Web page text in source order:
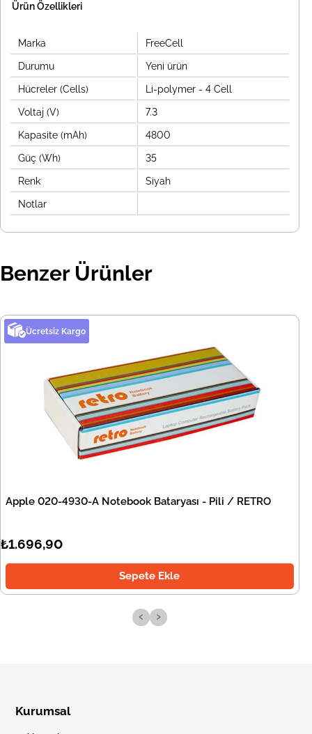
Ürün Özellikleri
Marka FreeCell
Durumu Yeni ürün
Hücreler (Cells) Li-polymer - 4 Cell
Voltaj (V) 7.3
Kapasite (mAh) 4800
Güç (Wh) 35
Renk Siyah
Notlar
Benzer Ürünler
Ücretsiz Kargo
Apple 020-4930-A Notebook Bataryası - Pili / RETRO
₺1.696,90
Sepete Ekle
‹ ›
Kurumsal